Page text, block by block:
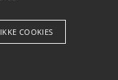
COOKIES